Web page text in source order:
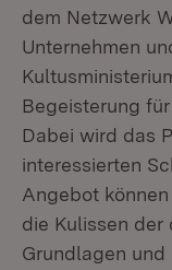
dem Netzwerk
Unternehmen
Begeisterung
Dabei wird das
interessierten
Angebot
die Kulissen der
Grundlagen